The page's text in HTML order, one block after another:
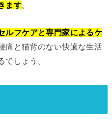
ます。
ルフケアと専門家によるケ
痛と猫背のない快適な生活
でしょう。